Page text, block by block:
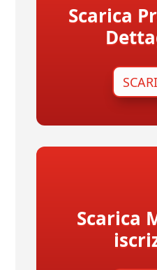
Scarica
Scarica